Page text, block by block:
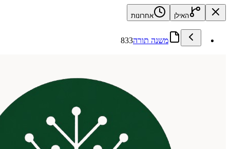
האילן אחרונות
משנה תורה833